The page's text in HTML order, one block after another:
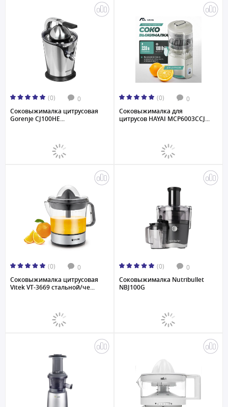
(0) 0
Соковыжималка цитрусовая
Gorenje CJ100HE...
(0) 0
Соковыжималка для
цитрусов HAYAI MCP6003CCJ...
(0) 0
Соковыжималка цитрусовая
Vitek VT-3669 стальной/че...
(0) 0
Соковыжималка Nutribullet
NBJ100G